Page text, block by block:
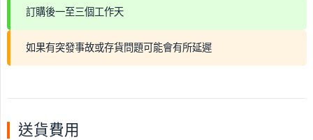
訂購後一至三個工作天
如果有突發事故或存貨問題可能會有所延遲
送貨費用